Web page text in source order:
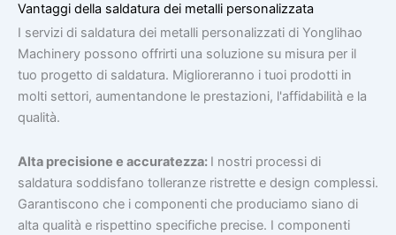
Aerospaziale
Vantaggi della saldatura dei metalli personalizzata
I servizi di saldatura dei metalli personalizzati di Yonglihao
Machinery possono offrirti una soluzione su misura per il
tuo progetto di saldatura. Miglioreranno i tuoi prodotti in
molti settori, aumentandone le prestazioni, l'affidabilità e la
qualità.
Alta precisione e accuratezza: I nostri processi di
saldatura soddisfano tolleranze ristrette e design complessi.
Garantiscono che i componenti che produciamo siano di
alta qualità e rispettino specifiche precise. I componenti